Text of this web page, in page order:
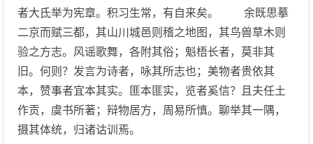
者大氐举为宪章。积习生常，有自来矣。 余既思摹
二京而赋三都，其山川城邑则稽之地图，其鸟兽草木则
验之方志。风谣歌舞，各附其俗；魁梧长者，莫非其
旧。何则？发言为诗者，咏其所志也；美物者贵依其
本，赞事者宜本其实。匪本匪实，览者奚信？且夫任土
作贡，虞书所著；辩物居方，周易所慎。聊举其一隅，
摄其体统，归诸诂训焉。